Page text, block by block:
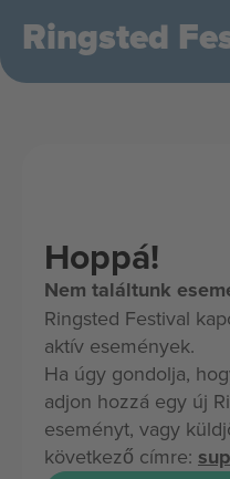
Ringsted
Hoppá!
Nem találtunk
Ringsted Festival
aktív események.
Ha úgy gondolja,
adjon hozzá egy új
eseményt, vagy
következő címre: